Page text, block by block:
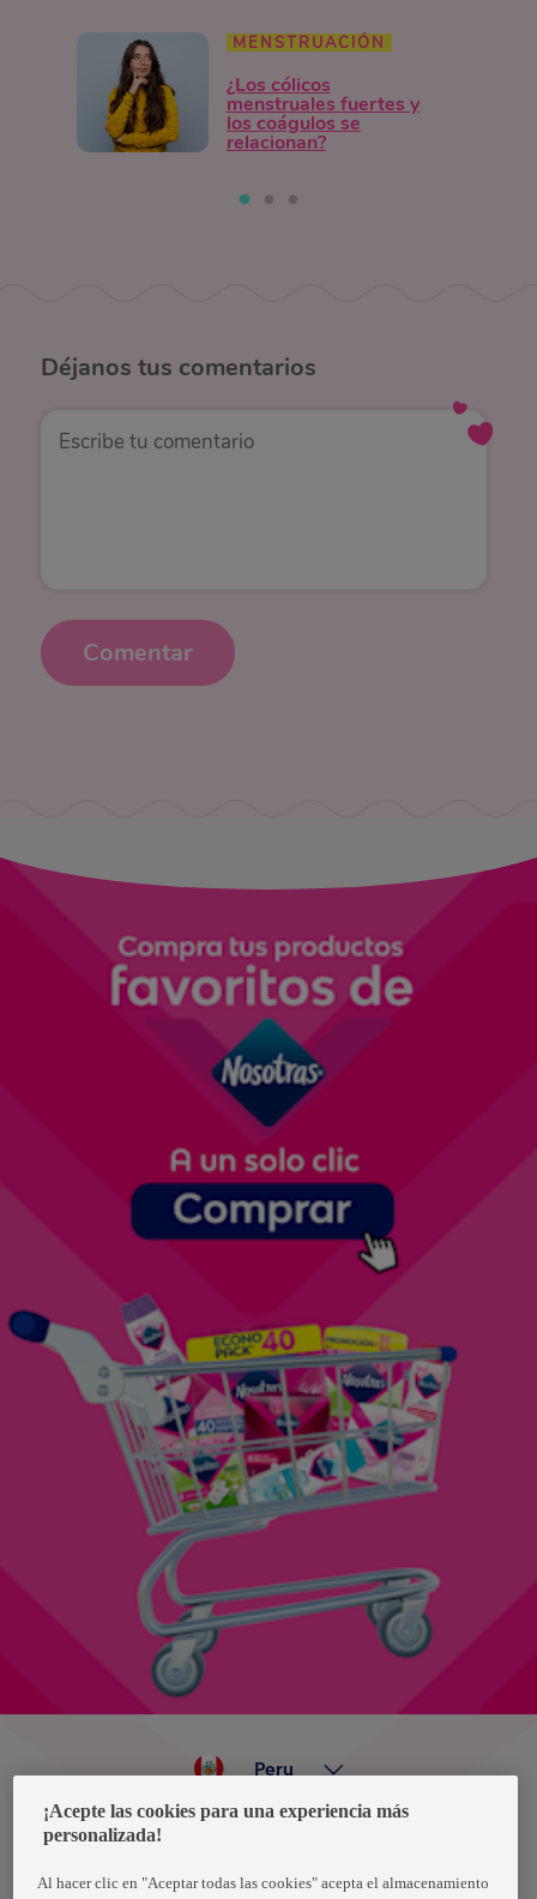
MENSTRUACIÓN
¿Los cólicos
menstruales fuertes y
los coágulos se
relacionan?
Déjanos tus comentarios
Comentar
Política de privacidad de datos
Peru
¡Acepte las cookies para una experiencia más
personalizada!
Al hacer clic en "Aceptar todas las cookies" acepta el almacenamiento